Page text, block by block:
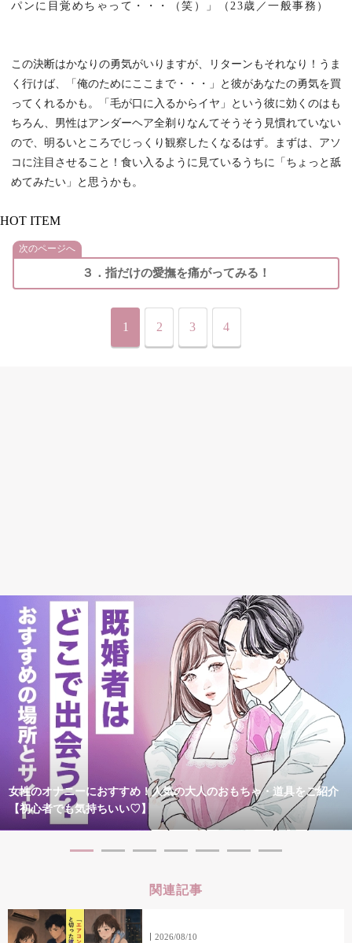
パンに目覚めちゃって・・・（笑）」（23歳／一般事務）
この決断はかなりの勇気がいりますが、リターンもそれなり！うま
く行けば、「俺のためにここまで・・・」と彼があなたの勇気を買
ってくれるかも。「毛が口に入るからイヤ」という彼に効くのはも
ちろん、男性はアンダーヘア全剃りなんてそうそう見慣れていない
ので、明るいところでじっくり観察したくなるはず。まずは、アソ
コに注目させること！食い入るように見ているうちに「ちょっと舐
めてみたい」と思うかも。
HOT ITEM
次のページへ
３．指だけの愛撫を痛がってみる！
1 2 3 4
女性のオナニーにおすすめ！人気の大人のおもちゃ・道具をご紹介
【初心者でも気持ちいい♡】
関連記事
2026/08/10